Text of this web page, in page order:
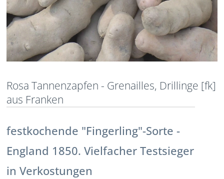
Rosa Tannenzapfen - Grenailles, Drillinge [fk]
aus Franken
festkochende "Fingerling"-Sorte -
England 1850. Vielfacher Testsieger
in Verkostungen